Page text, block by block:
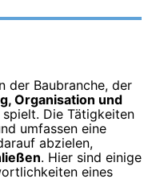
der Baubranche, der
Organisation und
spielt. Die Tätigkeiten
umfassen eine
abzielen,
. Hier sind einige
eines